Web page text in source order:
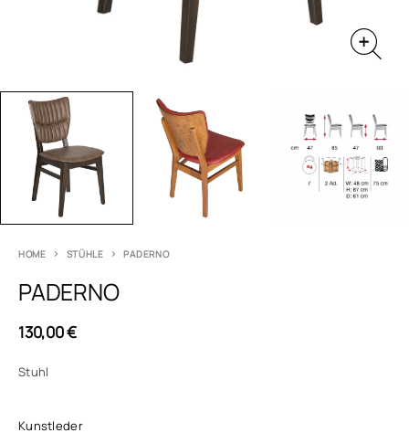
HOME STÜHLE PADERNO
PADERNO
130,00€
Stuhl
Kunstleder